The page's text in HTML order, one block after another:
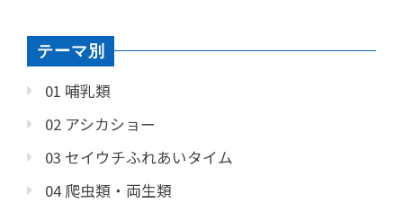
テーマ別
01 哺乳類
02 アシカショー
03 セイウチふれあいタイム
04 爬虫類・両生類